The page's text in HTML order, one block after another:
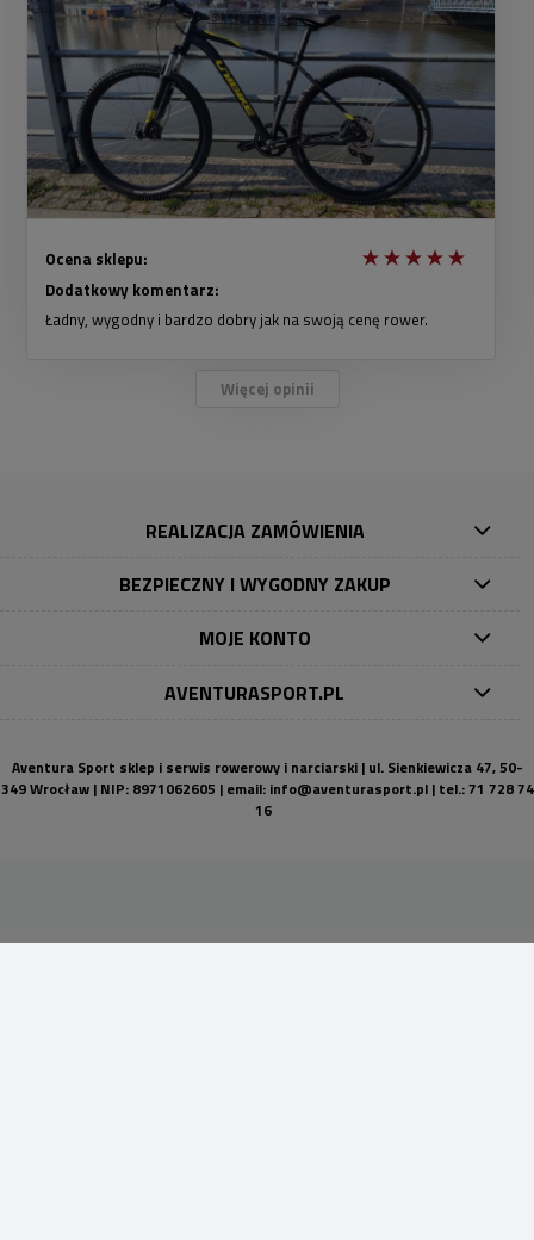
Ocena sklepu:
Dodatkowy komentarz:
Ładny, wygodny i bardzo dobry jak na swoją cenę rower.
Więcej opinii
REALIZACJA ZAMÓWIENIA
BEZPIECZNY I WYGODNY ZAKUP
MOJE KONTO
AVENTURASPORT.PL
Aventura Sport sklep i serwis rowerowy i narciarski | ul. Sienkiewicza 47, 50-
349 Wrocław | NIP: 8971062605 | email: info@aventurasport.pl| tel.:71 728 74
16